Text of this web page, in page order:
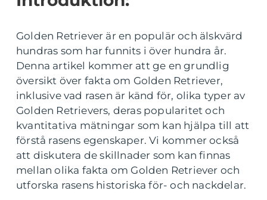
Golden Retriever är en populär och älskvärd
hundras som har funnits i över hundra år.
Denna artikel kommer att ge en grundlig
översikt över fakta om Golden Retriever,
inklusive vad rasen är känd för, olika typer av
Golden Retrievers, deras popularitet och
kvantitativa mätningar som kan hjälpa till att
förstå rasens egenskaper. Vi kommer också
att diskutera de skillnader som kan finnas
mellan olika fakta om Golden Retriever och
utforska rasens historiska för- och nackdelar.